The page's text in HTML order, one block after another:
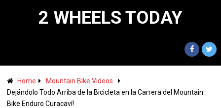
2 WHEELS TODAY
Home
Mountain Bike Videos
Dejándolo Todo Arriba de la Bicicleta en la Carrera del Mountain
Bike Enduro Curacaví!